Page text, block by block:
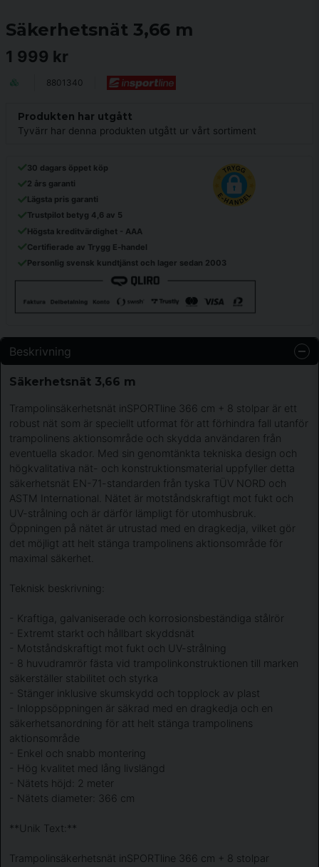
Säkerhetsnät 3,66 m
1 999 kr
8801340
Produkten har utgått
Tyvärr har denna produkten utgått ur vårt sortiment
30 dagars öppet köp
2 års garanti
Lägsta pris garanti
Trustpilot betyg 4,6 av 5
Högsta kreditvärdighet - AAA
Certifierade av Trygg E-handel
Personlig svensk kundtjänst och lager sedan 2003
Beskrivning
Säkerhetsnät 3,66 m
Trampolinsäkerhetsnät inSPORTline 366 cm + 8 stolpar är ett
robust nät som är speciellt utformat för att förhindra fall utanför
trampolinens aktionsområde och skydda användaren från
eventuella skador. Med sin genomtänkta tekniska design och
högkvalitativa nät- och konstruktionsmaterial uppfyller detta
säkerhetsnät EN-71-standarden från tyska TÜV NORD och
ASTM International. Nätet är motståndskraftigt mot fukt och
UV-strålning och är därför lämpligt för utomhusbruk.
Öppningen på nätet är utrustad med en dragkedja, vilket gör
det möjligt att helt stänga trampolinens aktionsområde för
maximal säkerhet.
Teknisk beskrivning:
- Kraftiga, galvaniserade och korrosionsbeständiga stålrör
- Extremt starkt och hållbart skyddsnät
- Motståndskraftigt mot fukt och UV-strålning
- 8 huvudramrör fästa vid trampolinkonstruktionen till marken
säkerställer stabilitet och styrka
- Stänger inklusive skumskydd och topplock av plast
- Inloppsöppningen är säkrad med en dragkedja och en
säkerhetsanordning för att helt stänga trampolinens
aktionsområde
- Enkel och snabb montering
- Hög kvalitet med lång livslängd
- Nätets höjd: 2 meter
- Nätets diameter: 366 cm
**Unik Text:**
Trampolinsäkerhetsnät inSPORTline 366 cm + 8 stolpar